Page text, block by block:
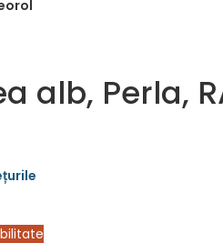
alb, Perla,